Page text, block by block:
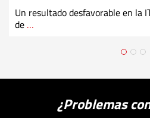
Un resultado desfavorable en la
de …
¿Problemas